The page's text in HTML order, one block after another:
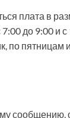
плата в
до 9:00 и
по пятницам
сообщению,